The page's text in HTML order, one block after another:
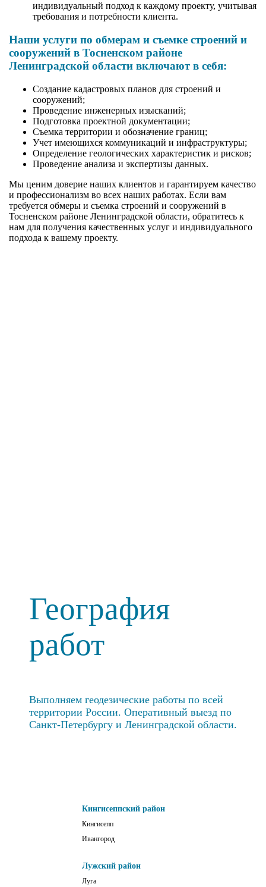
индивидуальный подход к каждому проекту, учитывая
требования и потребности клиента.
Наши услуги по обмерам и съемке строений и
сооружений в Тосненском районе
Ленинградской области включают в себя:
Создание кадастровых планов для строений и
сооружений;
Проведение инженерных изысканий;
Подготовка проектной документации;
Съемка территории и обозначение границ;
Учет имеющихся коммуникаций и инфраструктуры;
Определение геологических характеристик и рисков;
Проведение анализа и экспертизы данных.
Мы ценим доверие наших клиентов и гарантируем качество
и профессионализм во всех наших работах. Если вам
требуется обмеры и съемка строений и сооружений в
Тосненском районе Ленинградской области, обратитесь к
нам для получения качественных услуг и индивидуального
подхода к вашему проекту.
География
работ
Выполняем геодезические работы по всей
территории России. Оперативный выезд по
Санкт-Петербургу и Ленинградской области.
Кингисеппский район
Кингисепп
Ивангород
Лужский район
Луга